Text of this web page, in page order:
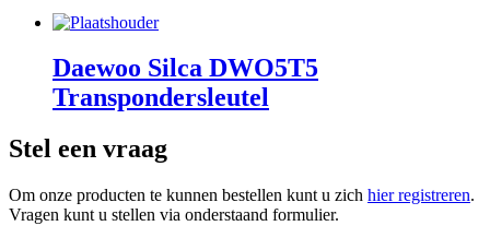
Daewoo Silca DWO5T5
Transpondersleutel
Stel een vraag
Om onze producten te kunnen bestellen kunt u zich hier registreren.
Vragen kunt u stellen via onderstaand formulier.